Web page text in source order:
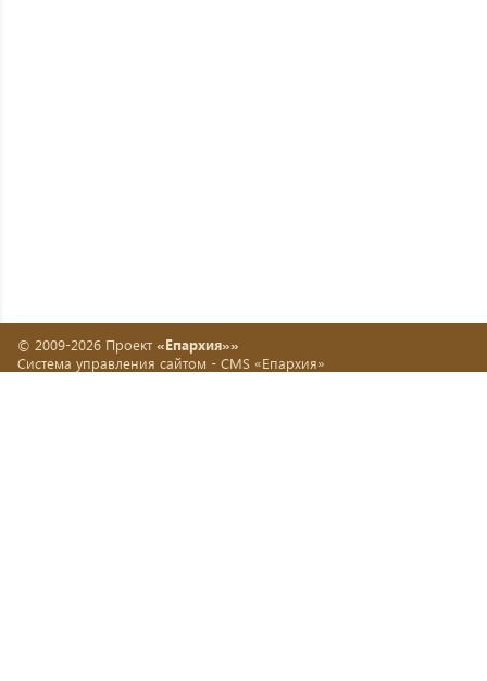
© 2009-2026 Проект «Епархия»»
Система управления сайтом - CMS «Епархия»